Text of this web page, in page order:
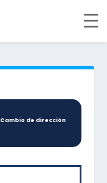
Cambio de dirección